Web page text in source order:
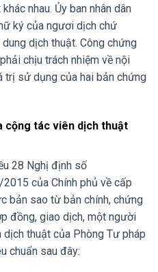
nhau. Ủy ban nhân dân
ký của ngươi dịch chứ
dịch thuật. Công chứng
chịu trách nhiệm về nội
trị sử dụng của hai bản chứng
cộng tác viên dịch thuật
28 Nghị định số
của Chính phủ về cấp
bản sao từ bản chính, chứng
đồng, giao dịch, một người
thuật của Phòng Tư pháp
chuẩn sau đây: